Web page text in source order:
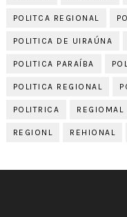
POLITCA REGIONAL
POLITICA DE UIRAÚNA
POLITICA PARAÍBA
POLITICA REGIONAL
POLITRICA REGIOMAL
REGIONL REHIONAL